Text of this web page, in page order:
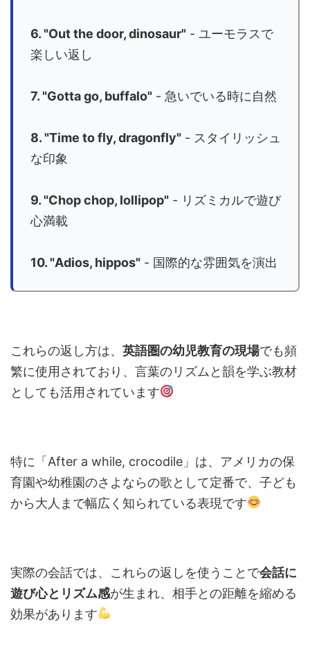
6. "Out the door, dinosaur" - ユーモラスで
楽しい返し
7. "Gotta go, buffalo" - 急いでいる時に自然
8. "Time to fly, dragonfly" - スタイリッシュ
な印象
9. "Chop chop, lollipop" - リズミカルで遊び
心満載
10. "Adios, hippos" - 国際的な雰囲気を演出
これらの返し方は、 英語圏の幼児教育の現場でも頻
繁に使用されており、言葉のリズムと韻を学ぶ教材
としても活用されています
特に「After a while, crocodile」は、アメリカの保
育園や幼稚園のさよならの歌として定番で、子ども
から大人まで幅広く知られている表現です
実際の会話では、これらの返しを使うことで会話に
遊び心とリズム感が生まれ、相手との距離を縮める
効果があります